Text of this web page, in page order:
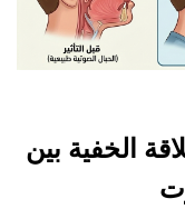
الخفية بين